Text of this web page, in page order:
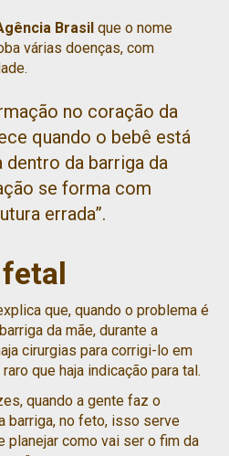
Brasil que o nome
várias doenças, com
no coração da
quando o bebê está
dentro da barriga da
se forma com
errada”.
que, quando o problema é
da mãe, durante a
cirurgias para corrigi-lo em
que haja indicação para tal.
quando a gente faz o
barriga, no feto, isso serve
planejar como vai ser o fim da